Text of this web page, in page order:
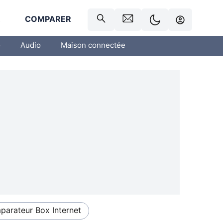
COMPARER
Audio Maison connectée
Box Internet